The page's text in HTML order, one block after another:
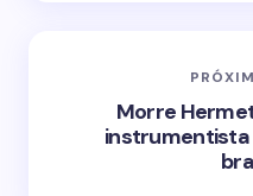
Morre
instrumentista